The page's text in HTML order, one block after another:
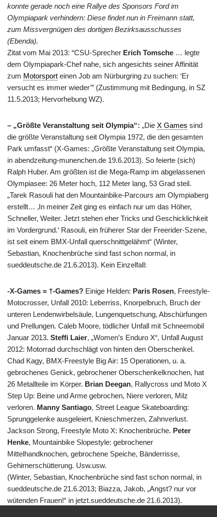
konnte gerade noch eine Rallye des Sponsors Ford im
Olympiapark verhindern: Diese findet nun in Freimann statt,
zum Missvergnügen des dortigen Bezirksausschusses
(Ebenda).
Zitat vom Mai 2013: “CSU-Sprecher Erich Tomsche … legte
dem Olympiapark-Chef nahe, sich angesichts seiner Affinität
zum Motorsport einen Job am Nürburgring zu suchen: ‘Er
versucht es immer wieder’” (Zustimmung mit Bedingung, in SZ
11.5.2013; Hervorhebung WZ).
– „Größte Veranstaltung seit Olympia“: „Die X Games sind
die größte Veranstaltung seit Olympia 1972, die den gesamten
Park umfasst“ (X-Games: „Größte Veranstaltung seit Olympia,
in abendzeitung-munenchen.de 19.6.2013). So feierte (sich)
Ralph Huber. Am größten ist die Mega-Ramp im abgelassenen
Olympiasee: 26 Meter hoch, 112 Meter lang, 53 Grad steil.
„Tarek Rasouli hat den Mountainbike-Parcours am Olympiaberg
erstellt… ‚In meiner Zeit ging es einfach nur um das Höher,
Schneller, Weiter. Jetzt stehen eher Tricks und Geschicklichkeit
im Vordergrund.‘ Rasouli, ein früherer Star der Freerider-Szene,
ist seit einem BMX-Unfall querschnittgelähmt“ (Winter,
Sebastian, Knochenbrüche sind fast schon normal, in
sueddeutsche.de 21.6.2013). Kein Einzelfall:
-X-Games = †-Games? Einige Helden: Paris Rosen, Freestyle-
Motocrosser, Unfall 2010: Leberriss, Knorpelbruch, Bruch der
unteren Lendenwirbelsäule, Lungenquetschung, Abschürfungen
und Prellungen. Caleb Moore, tödlicher Unfall mit Schneemobil
Januar 2013. Steffi Laier, „Women’s Enduro X“, Unfall August
2012: Motorrad durchschlägt von hinten den Oberschenkel.
Chad Kagy, BMX-Freestyle Big Air: 15 Operationen, u. a.
gebrochenes Genick, gebrochener Oberschenkelknochen, hat
26 Metallteile im Körper. Brian Deegan, Rallycross und Moto X
Step Up: Beine und Arme gebrochen, Niere verloren, Milz
verloren. Manny Santiago, Street League Skateboarding:
Sprunggelenke ausgeleiert, Knieschmerzen, Zahnverlust.
Jackson Strong, Freestyle Moto X: Knochenbrüche. Peter
Henke, Mountainbike Slopestyle: gebrochener
Mittelhandknochen, gebrochene Speiche, Bänderrisse,
Gehirnerschütterung. Usw.usw.
(Winter, Sebastian, Knochenbrüche sind fast schon normal, in
sueddeutsche.de 21.6.2013; Biazza, Jakob, „Angst? nur vor
wütenden Frauen!“ in jetzt.sueddeutsche.de 21.6.2013).